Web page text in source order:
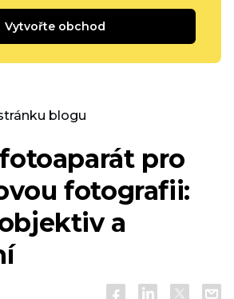
Vytvořte obchod
blogu
pro
fotografii:
a